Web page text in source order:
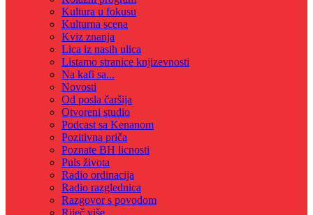
Kultura u fokusu
Kulturna scena
Kviz znanja
Lica iz nasih ulica
Listamo stranice knjizevnosti
Na kafi sa...
Novosti
Od posla čaršija
Otvoreni studio
Podcast sa Kenanom
Pozitivna priča
Poznate BH licnosti
Puls života
Radio ordinacija
Radio razglednica
Razgovor s povodom
Riječ više